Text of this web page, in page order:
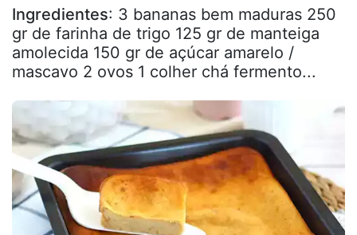
Ingredientes: 3 bananas bem maduras 250
gr de farinha de trigo 125 gr de manteiga
amolecida 150 gr de açúcar amarelo /
mascavo 2 ovos 1 colher chá fermento...